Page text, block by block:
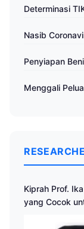
Determinasi
Nasib
Penyiapan
Menggali
Kiprah Prof.
yang Cocok